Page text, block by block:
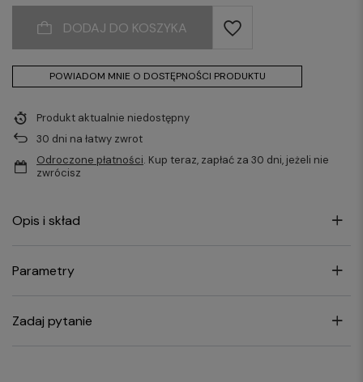
DODAJ DO KOSZYKA
POWIADOM MNIE O DOSTĘPNOŚCI PRODUKTU
Produkt aktualnie niedostępny
30 dni na łatwy zwrot
Odroczone płatności. Kup teraz, zapłać za 30 dni, jeżeli nie
zwrócisz
Opis i skład
Parametry
Zadaj pytanie